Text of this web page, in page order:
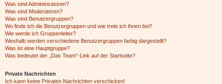
Was sind Administratoren?
Was sind Moderatoren?
Was sind Benutzergruppen?
Wo finde ich die Benutzergruppen und wie trete ich ihnen bei?
Wie werde ich Gruppenleiter?
Weshalb werden verschiedene Benutzergruppen farbig dargestellt?
Was ist eine Hauptgruppe?
Was bedeutet der „Das Team“-Link auf der Startseite?
Private Nachrichten
Ich kann keine Privaten Nachrichten verschicken!